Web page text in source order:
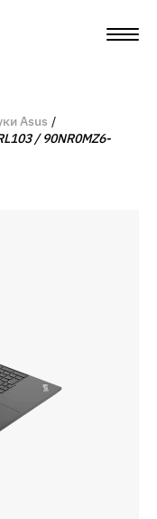
Asus
/ 90NR0MZ6-